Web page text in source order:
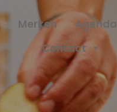
Merken Agenda
Contact